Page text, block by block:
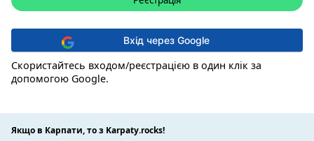
Вхід через Google
Скористайтесь входом/реєстрацією в один клік за
допомогою Google.
Якщо в Карпати, то з Karpaty.rocks!